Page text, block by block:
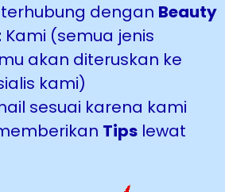
dengan Beauty
Kami (semua jenis
akan diteruskan ke
kami)
sesuai karena kami
Tips lewat